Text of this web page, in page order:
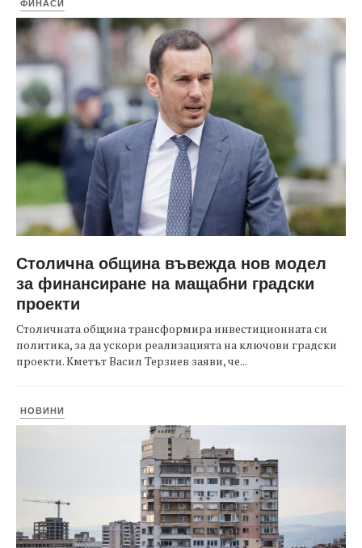
ФИНАСИ
Столична община въвежда нов модел
за финансиране на мащабни градски
проекти
Столичната община трансформира инвестиционната си
политика, за да ускори реализацията на ключови градски
проекти. Кметът Васил Терзиев заяви, че...
НОВИНИ